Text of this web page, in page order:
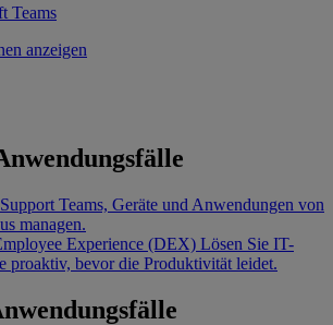
Teams
anzeigen
Teams, Geräte und Anwendungen von
managen.
Experience (DEX) Lösen Sie IT-
proaktiv, bevor die Produktivität leidet.